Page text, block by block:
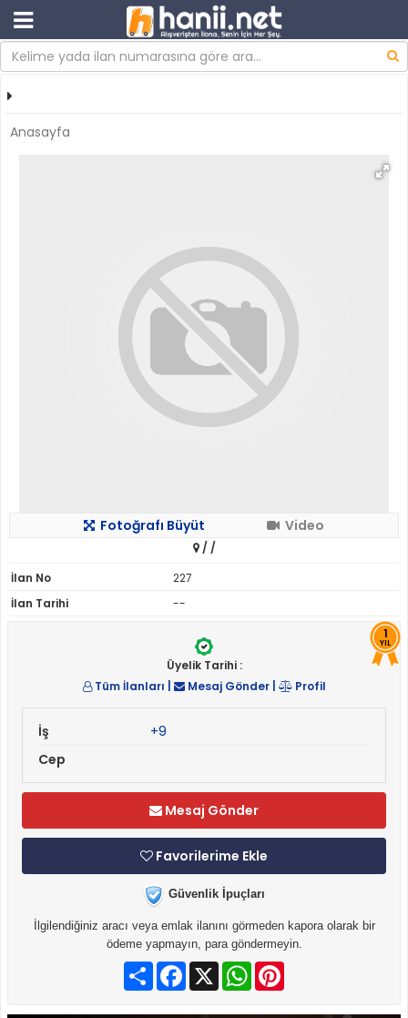
Anasayfa
Fotoğrafı Büyüt Video
/ /
İlan No
227
İlan Tarihi
--
1
YIL
Üyelik Tarihi :
Tüm İlanları
Mesaj Gönder| Profil
İş
+9
Cep
Mesaj Gönder
Favorilerime Ekle
Güvenlik İpuçları
İlgilendiğiniz aracı veya emlak ilanını görmeden kapora olarak bir
ödeme yapmayın, para göndermeyin.
PaylaşFacebook
X WhatsApp